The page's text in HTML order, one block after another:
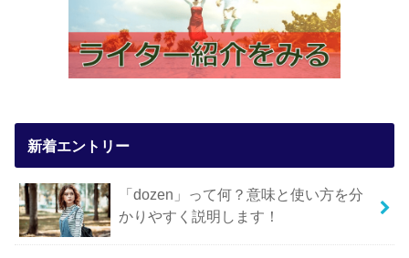
新着エントリー
「dozen」って何？意味と使い方を分
かりやすく説明します！